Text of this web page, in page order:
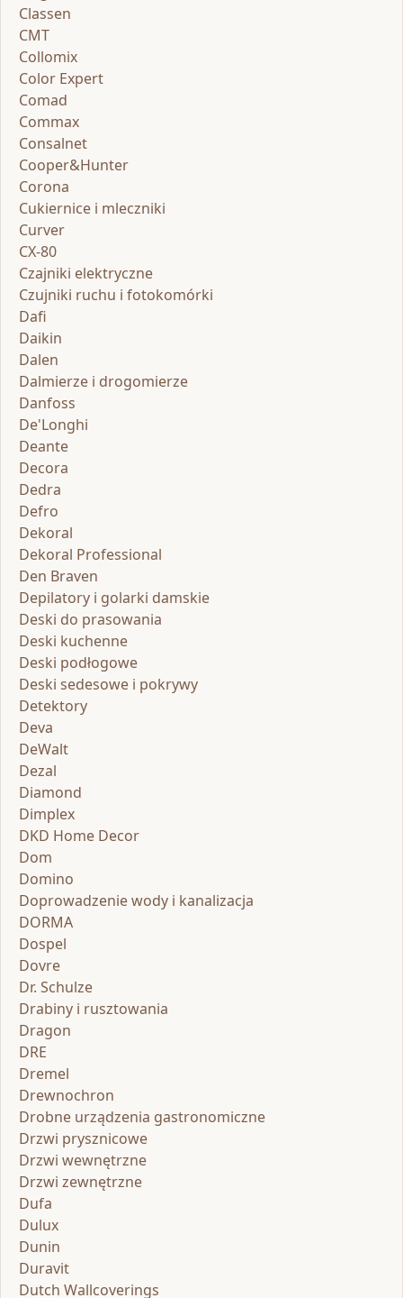
Classen
CMT
Collomix
Color Expert
Comad
Commax
Consalnet
Cooper&Hunter
Corona
Cukiernice i mleczniki
Curver
CX-80
Czajniki elektryczne
Czujniki ruchu i fotokomórki
Dafi
Daikin
Dalen
Dalmierze i drogomierze
Danfoss
De'Longhi
Deante
Decora
Dedra
Defro
Dekoral
Dekoral Professional
Den Braven
Depilatory i golarki damskie
Deski do prasowania
Deski kuchenne
Deski podłogowe
Deski sedesowe i pokrywy
Detektory
Deva
DeWalt
Dezal
Diamond
Dimplex
DKD Home Decor
Dom
Domino
Doprowadzenie wody i kanalizacja
DORMA
Dospel
Dovre
Dr. Schulze
Drabiny i rusztowania
Dragon
DRE
Dremel
Drewnochron
Drobne urządzenia gastronomiczne
Drzwi prysznicowe
Drzwi wewnętrzne
Drzwi zewnętrzne
Dufa
Dulux
Dunin
Duravit
Dutch Wallcoverings